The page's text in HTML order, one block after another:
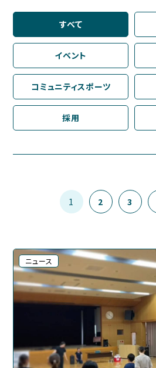
すべて
イベント
コミュニティスポーツ
採用
1 2 3
ニュース